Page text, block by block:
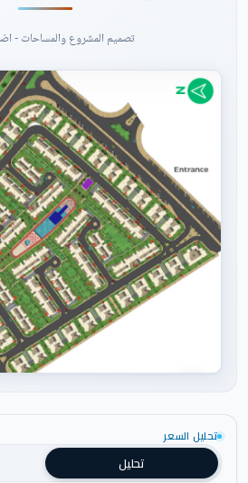
تصميم المشروع والمساحات -
تحليل السعر
تحليل